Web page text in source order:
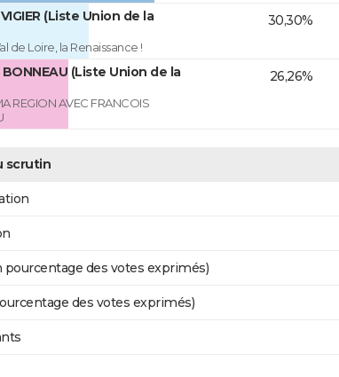
(Liste Union de la
de Loire, la Renaissance !
30,30%
(Liste Union de la
REGION AVEC FRANCOIS
26,26%
scrutin
pourcentage des votes exprimés)
des votes exprimés)